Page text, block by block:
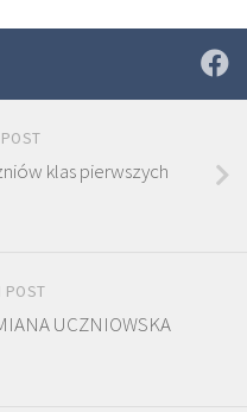
klas pierwszych
POST
UCZNIOWSKA